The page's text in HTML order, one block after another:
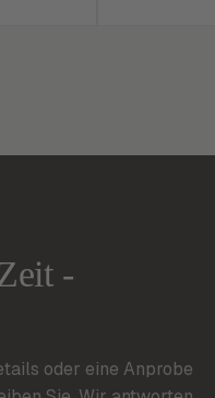
-
oder eine Anprobe